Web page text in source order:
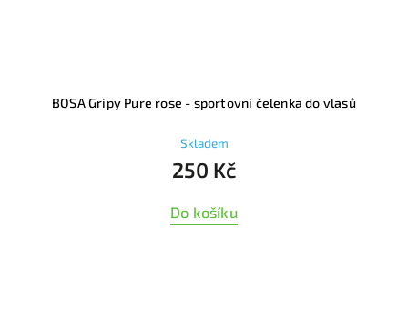
BOSA Gripy Pure rose - sportovní čelenka do vlasů
Skladem
250 Kč
Do košíku